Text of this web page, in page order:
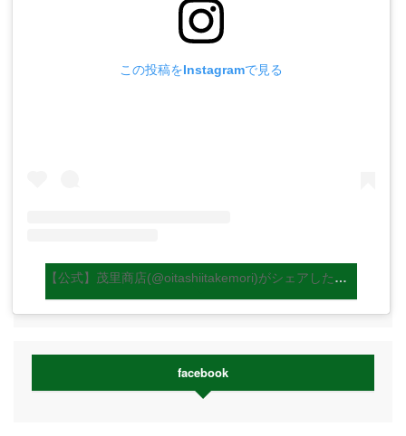
この投稿をInstagramで見る
【公式】茂里商店(@oitashiitakemori)がシェアした投稿
facebook